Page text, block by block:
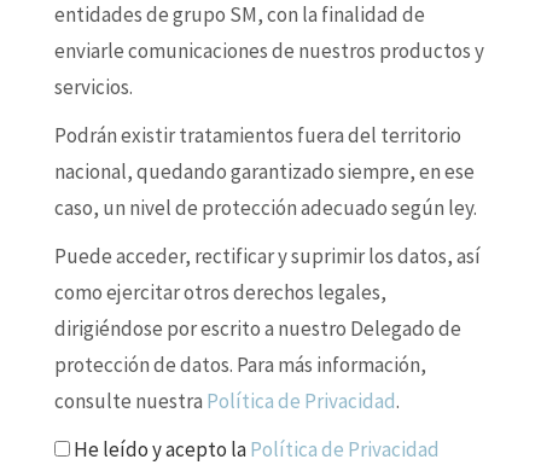
entidades de grupo SM, con la finalidad de
enviarle comunicaciones de nuestros productos y
servicios.
Podrán existir tratamientos fuera del territorio
nacional, quedando garantizado siempre, en ese
caso, un nivel de protección adecuado según ley.
Puede acceder, rectificar y suprimir los datos, así
como ejercitar otros derechos legales,
dirigiéndose por escrito a nuestro Delegado de
protección de datos. Para más información,
consulte nuestra Política de Privacidad.
He leído y acepto laPolítica de Privacidad